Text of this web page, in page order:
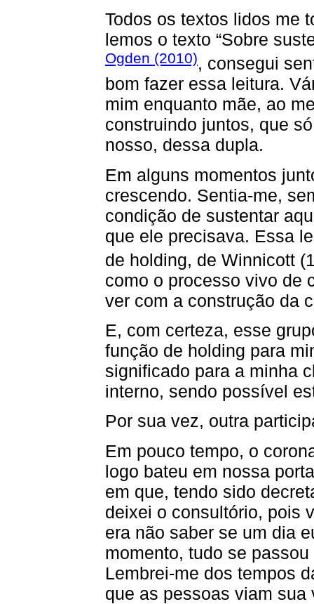
Todos os textos lidos me
lemos o texto “Sobre
Ogden (2010), consegui
bom fazer essa leitura.
mim enquanto mãe, ao
construindo juntos, que
nosso, dessa dupla.
Em alguns momentos
crescendo. Sentia-me,
condição de sustentar
que ele precisava. Essa
de holding, de Winnicott
como o processo vivo de
ver com a construção da
E, com certeza, esse
função de holding para
significado para a minha
interno, sendo possível
Por sua vez, outra
Em pouco tempo, o
logo bateu em nossa
em que, tendo sido
deixei o consultório, pois
era não saber se um dia
momento, tudo se
Lembrei-me dos tempos
que as pessoas viam